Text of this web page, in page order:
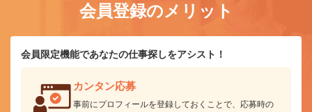
会員登録のメリット
会員限定機能であなたの仕事探しをアシスト！
カンタン応募
事前にプロフィールを登録しておくことで、応募時の